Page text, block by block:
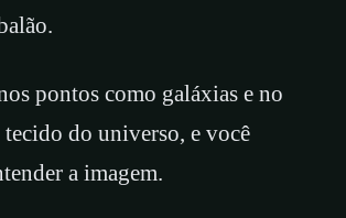
pontos como galáxias e no
do universo, e você
a imagem.